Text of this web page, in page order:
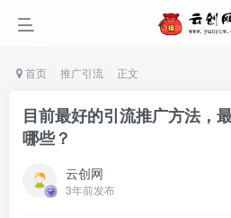
首页 推广引流 正文
目前最好的引流推广方法，
哪些？
云创网
3年前发布